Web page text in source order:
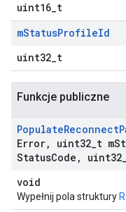
uint16_t
mStatusProfileId
uint32_t
Funkcje publiczne
PopulateReconnect
Error, uint32 t m
StatusCode , uint32
void
Wypełnij pola struktury